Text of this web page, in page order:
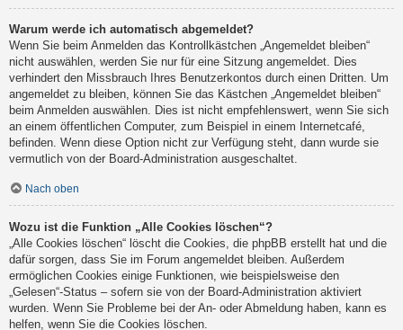
Warum werde ich automatisch abgemeldet?
Wenn Sie beim Anmelden das Kontrollkästchen „Angemeldet bleiben“
nicht auswählen, werden Sie nur für eine Sitzung angemeldet. Dies
verhindert den Missbrauch Ihres Benutzerkontos durch einen Dritten. Um
angemeldet zu bleiben, können Sie das Kästchen „Angemeldet bleiben“
beim Anmelden auswählen. Dies ist nicht empfehlenswert, wenn Sie sich
an einem öffentlichen Computer, zum Beispiel in einem Internetcafé,
befinden. Wenn diese Option nicht zur Verfügung steht, dann wurde sie
vermutlich von der Board-Administration ausgeschaltet.
Nach oben
Wozu ist die Funktion „Alle Cookies löschen“?
„Alle Cookies löschen“ löscht die Cookies, die phpBB erstellt hat und die
dafür sorgen, dass Sie im Forum angemeldet bleiben. Außerdem
ermöglichen Cookies einige Funktionen, wie beispielsweise den
„Gelesen“-Status – sofern sie von der Board-Administration aktiviert
wurden. Wenn Sie Probleme bei der An- oder Abmeldung haben, kann es
helfen, wenn Sie die Cookies löschen.